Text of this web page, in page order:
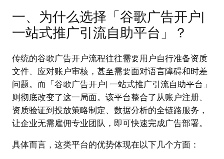
一、为什么选择「谷歌广告开户|
一站式推广引流自助平台」？
传统的谷歌广告开户流程往往需要用户自行准备资质
文件、应对账户审核，甚至需要面对语言障碍和时差
问题。而「谷歌广告开户| 一站式推广引流自助平台」
则彻底改变了这一局面。该平台整合了从账户注册、
资质验证到投放策略制定、数据分析的全链路服务，
让企业无需雇佣专业团队，即可快速完成广告部署。
具体而言，这类平台的优势体现在以下几个方面：